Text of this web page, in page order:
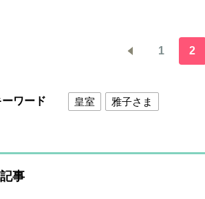
1 2
ーワード 皇室 雅子さま
事